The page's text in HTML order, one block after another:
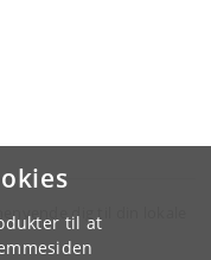
til at
dig til din lokale